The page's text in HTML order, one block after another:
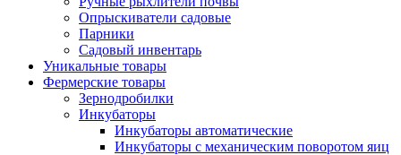
Опрыскиватели садовые
Парники
Садовый инвентарь
Уникальные товары
Фермерские товары
Зернодробилки
Инкубаторы
Инкубаторы автоматические
Инкубаторы с механическим поворотом яиц